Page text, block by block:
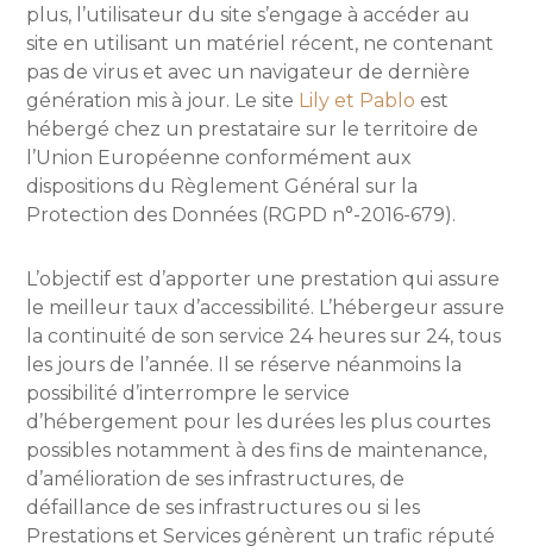
plus, l’utilisateur du site s’engage à accéder au
site en utilisant un matériel récent, ne contenant
pas de virus et avec un navigateur de dernière
génération mis à jour. Le site Lily et Pablo est
hébergé chez un prestataire sur le territoire de
l’Union Européenne conformément aux
dispositions du Règlement Général sur la
Protection des Données (RGPD n°-2016-679).
L’objectif est d’apporter une prestation qui assure
le meilleur taux d’accessibilité. L’hébergeur assure
la continuité de son service 24 heures sur 24, tous
les jours de l’année. Il se réserve néanmoins la
possibilité d’interrompre le service
d’hébergement pour les durées les plus courtes
possibles notamment à des fins de maintenance,
d’amélioration de ses infrastructures, de
défaillance de ses infrastructures ou si les
Prestations et Services génèrent un trafic réputé